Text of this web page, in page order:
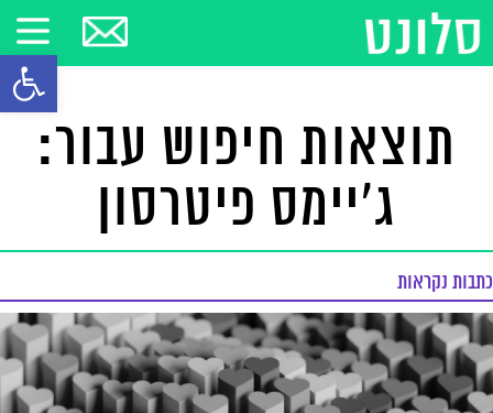
פתח
תוצאות חיפוש עבור:
ג'יימס פיטרסון
כתבות נקראות